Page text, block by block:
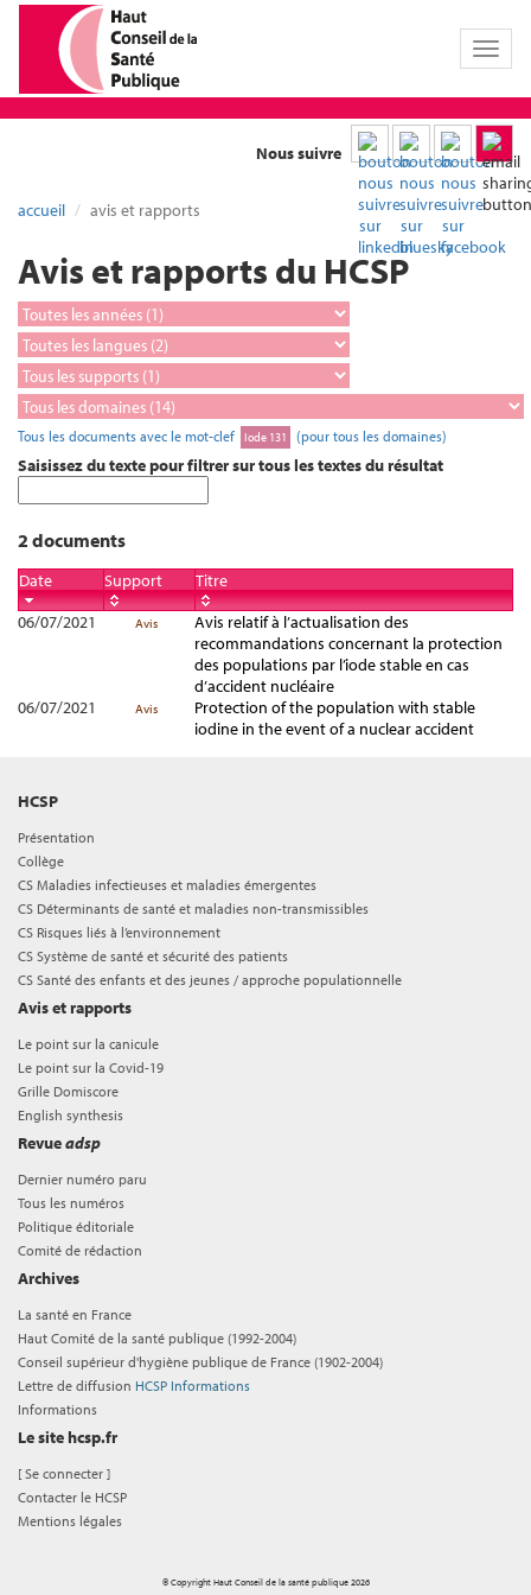
Toggle
Nous suivre
accueil avis et rapports
Avis et rapports du HCSP
Tous les documents avec le mot-clef Iode 131 (pour tous les domaines)
Saisissez du texte pour filtrer sur tous les textes du résultat
2 documents
Date Support
Titre
06/07/2021
Avis
Avis relatif à l’actualisation des
recommandations concernant la protection
des populations par l’iode stable en cas
d’accident nucléaire
06/07/2021
Avis
Protection of the population with stable
iodine in the event of a nuclear accident
HCSP
Présentation
Collège
CS Maladies infectieuses et maladies émergentes
CS Déterminants de santé et maladies non-transmissibles
CS Risques liés à l’environnement
CS Système de santé et sécurité des patients
CS Santé des enfants et des jeunes / approche populationnelle
Avis et rapports
Le point sur la canicule
Le point sur la Covid-19
Grille Domiscore
English synthesis
Revueadsp
Dernier numéro paru
Tous les numéros
Politique éditoriale
Comité de rédaction
Archives
La santé en France
Haut Comité de la santé publique (1992-2004)
Conseil supérieur d'hygiène publique de France (1902-2004)
Lettre de diffusion HCSP Informations
Informations
Le site hcsp.fr
[Se connecter ]
Contacter le HCSP
Mentions légales
© Copyright Haut Conseil de la santé publique 2026